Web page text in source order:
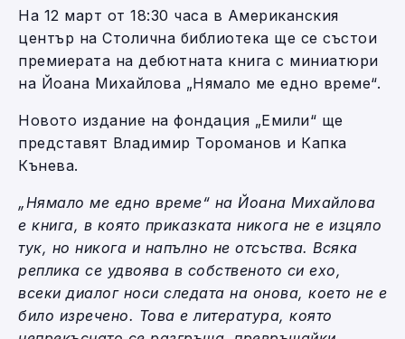
На 12 март от 18:30 часа в Американския
център на Столична библиотека ще се състои
премиерата на дебютната книга с миниатюри
на Йоана Михайлова „Нямало ме едно време“.
Новото издание на фондация „Емили“ ще
представят Владимир Тороманов и Капка
Кънева.
„Нямало ме едно време“ на Йоана Михайлова
е книга, в която приказката никога не е изцяло
тук, но никога и напълно не отсъства. Всяка
реплика се удвоява в собственото си ехо,
всеки диалог носи следата на онова, което не е
било изречено. Това е литература, която